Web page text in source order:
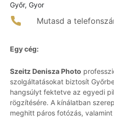
Győr, Gyor
Mutasd a
Egy cég:
Szeitz Denisza Photo
szolgáltatásokat biztosít
hangsúlyt fektetve az egyedi
rögzítésére. A kínálatban
meghitt páros fotózás,